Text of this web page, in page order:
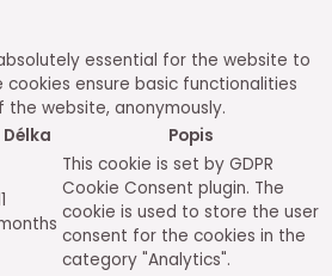
essential for the website to
cookies ensure basic functionalities
website, anonymously.
Délka Popis
This cookie is set by GDPR
Cookie Consent plugin. The
cookie is used to store the user
consent for the cookies in the
category "Analytics".